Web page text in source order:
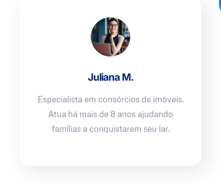
Juliana M.
Especialista em consórcios de imóveis.
Atua há mais de 8 anos ajudando
famílias a conquistarem seu lar.